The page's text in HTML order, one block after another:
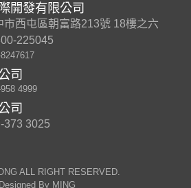
開發有限公司
市西屯區朝富路213號 18樓之六
225045
司
4999
司
373 3025
ALL RIGHT RESERVED.
Designed By MING